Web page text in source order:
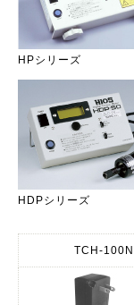
HPシリーズ
HDPシリーズ
TCH-100N